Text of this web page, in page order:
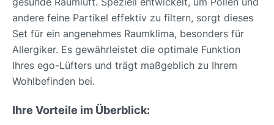
andere feine Partikel effektiv zu filtern, sorgt dieses
Set für ein angenehmes Raumklima, besonders für
Allergiker. Es gewährleistet die optimale Funktion
Ihres ego-Lüfters und trägt maßgeblich zu Ihrem
Wohlbefinden bei.
Ihre Vorteile im Überblick: